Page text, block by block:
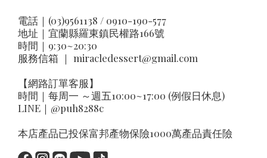
電話｜(03)9561138 / 0910-190-577
地址｜ 宜蘭縣羅東鎮民權路166號
時間｜9:30~20:30
服務信箱 ｜ miracledessert@gmail.com
【網路訂單客服】
時間｜每周一 ～週五10:00~17:00 (例假日休息)
LINE｜ @puh8288c
本店產品已投保富邦產物保險1000萬產品責任險